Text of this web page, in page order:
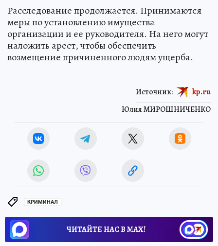
Расследование продолжается. Принимаются
меры по установлению имущества
организации и ее руководителя. На него могут
наложить арест, чтобы обеспечить
возмещение причиненного людям ущерба.
Юлия МИРОШНИЧЕНКО
Источник: kp.ru
КРИМИНАЛ
ЧИТАЙТЕ НАС В МАХ!